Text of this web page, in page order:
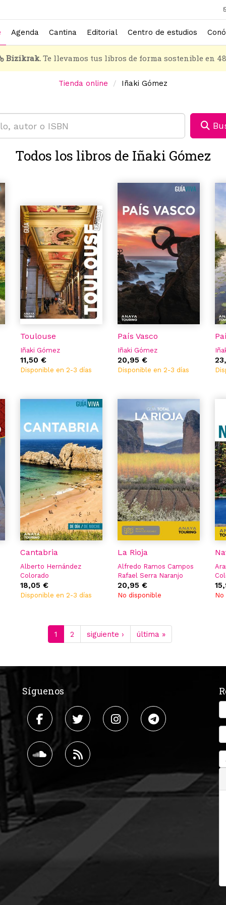
Agenda Cantina Editorial Centro de estudios
Bizikrak.Te llevamos tus libros de forma sostenible en
Tienda online Iñaki Gómez
Todos los libros de Iñaki Gómez
Toulouse
Iñaki Gómez
11,50 €
Disponible en 2-3 días
País Vasco
Iñaki Gómez
20,95 €
Disponible en 2-3 días
Cantabria
Alberto Hernández
Colorado
Iñaki Gómez
Castr
18,05 €
Disponible en 2-3 días
La Rioja
Alfredo Ramos Campos
Rafael Serra Naranjo
Iñaki Gómez
20,95 €
No disponible No
1 2 siguiente › última »
Síguenos